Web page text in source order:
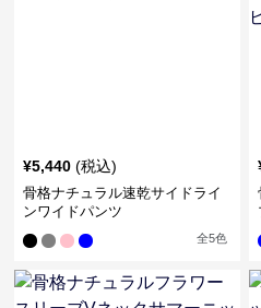
¥5,440 (税込)
骨格ナチュラル速乾サイドライ
ンワイドパンツ
全5色